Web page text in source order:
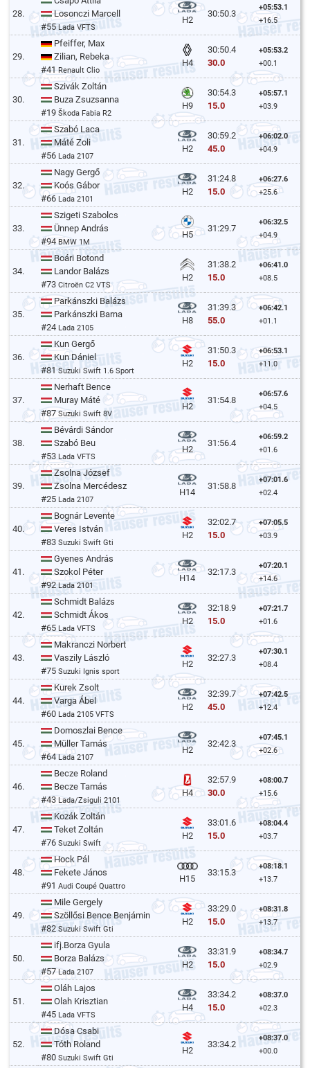
28.
Losonczi Marcell
#55 Lada VFTS
H2
30:50.3
+05:53.1
+16.5
29.
Pfeiffer, Max
Zilian, Rebeka
#41Renault Clio
H4
30:50.4
30.0
+05:53.2
+00.1
30.
Szivák Zoltán
Buza Zsuzsanna
#19Škoda Fabia R2
H9
30:54.3
15.0
+05:57.1
+03.9
31.
Szabó Laca
Máté Zoli
#56 Lada 2107
H2
30:59.2
45.0
+06:02.0
+04.9
32.
Nagy Gergő
Koós Gábor
#66 Lada 2101
H2
31:24.8
15.0
+06:27.6
+25.6
33.
Szigeti Szabolcs
Ünnep András
#94BMW 1M
H5
31:29.7
+06:32.5
+04.9
34.
Boári Botond
Landor Balázs
#73Citroën C2 VTS
H2
31:38.2
15.0
+06:41.0
+08.5
35.
Parkánszki Balázs
Parkánszki Barna
#24 Lada 2105
H8
31:39.3
55.0
+06:42.1
+01.1
36.
Kun Gergő
Kun Dániel
#81Suzuki Swift 1.6 Sport
H2
31:50.3
15.0
+06:53.1
+11.0
37.
Nerhaft Bence
Muray Máté
#87Suzuki Swift 8V
H2
31:54.8
+06:57.6
+04.5
38.
Bévárdi Sándor
Szabó Beu
#53Lada VFTS
H2
31:56.4
+06:59.2
+01.6
39.
Zsolna József
Zsolna Mercédesz
#25 Lada 2107
H14
31:58.8
+07:01.6
+02.4
40.
Bognár Levente
Veres István
#83Suzuki Swift Gti
H2
32:02.7
15.0
+07:05.5
+03.9
41.
Gyenes András
Szokol Péter
#92Lada 2101
H14
32:17.3
+07:20.1
+14.6
42.
Schmidt Balázs
Schmidt Ákos
#65 Lada VFTS
H2
32:18.9
15.0
+07:21.7
+01.6
43.
Makranczi Norbert
Vaszily László
#75Suzuki Ignis sport
H2
32:27.3
+07:30.1
+08.4
44.
Kurek Zsolt
Varga Ábel
#60 Lada 2105 VFTS
H2
32:39.7
45.0
+07:42.5
+12.4
45.
Domoszlai Bence
Müller Tamás
#64Lada 2107
H2
32:42.3
+07:45.1
+02.6
46.
Becze Roland
Becze Tamás
#43Lada/Zsiguli 2101
H4
32:57.9
30.0
+08:00.7
+15.6
47.
Kozák Zoltán
Teket Zoltán
#76Suzuki Swift
H2
33:01.6
15.0
+08:04.4
+03.7
48.
Hock Pál
Fekete János
#91Audi Coupé Quattro
H15
33:15.3
+08:18.1
+13.7
49.
Mile Gergely
Szöllősi Bence Benjámin
#82Suzuki Swift Gti
H2
33:29.0
15.0
+08:31.8
+13.7
50.
ifj.Borza Gyula
Borza Balázs
#57Lada 2107
H2
33:31.9
15.0
+08:34.7
+02.9
51.
Oláh Lajos
Olah Krisztian
#45 Lada VFTS
H4
33:34.2
15.0
+08:37.0
+02.3
52.
Dósa Csabi
Tóth Roland
#80Suzuki Swift Gti
H2
33:34.2
+08:37.0
+00.0